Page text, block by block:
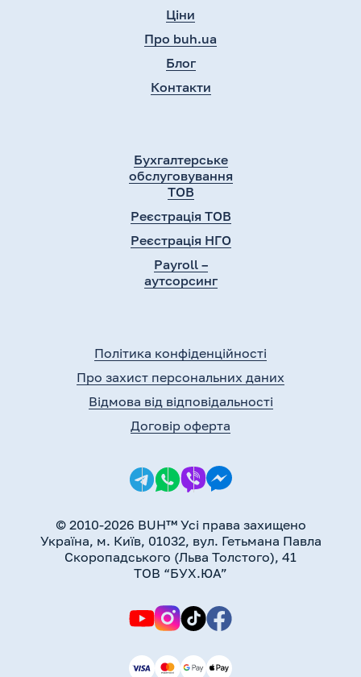
© 2010-2026 BUH™ Усі права захищено
Україна, м. Київ, 01032, вул. Гетьмана Павла
Скоропадського (Льва Толстого), 41
ТОВ “БУХ.ЮА”
Ціни
Про buh.ua
Блог
Контакти
Бухгалтерське
обслуговування
ТОВ
Реєстрація ТОВ
Реєстрація НГО
Payroll –
аутсорсинг
Політика конфіденційності
Про захист персональних даних
Відмова від відповідальності
Договір оферта